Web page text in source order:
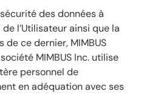
des données à
l’Utilisateur ainsi que la
ce dernier, MIMBUS
MIMBUS Inc. utilise
personnel de
en adéquation avec ses